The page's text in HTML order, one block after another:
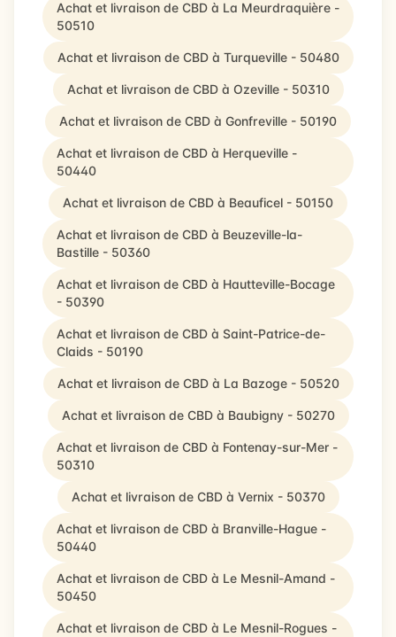
Achat et livraison de CBD à La Meurdraquière -
50510
Achat et livraison de CBD à Turqueville - 50480
Achat et livraison de CBD à Ozeville - 50310
Achat et livraison de CBD à Gonfreville - 50190
Achat et livraison de CBD à Herqueville -
50440
Achat et livraison de CBD à Beauficel - 50150
Achat et livraison de CBD à Beuzeville-la-
Bastille - 50360
Achat et livraison de CBD à Hautteville-Bocage
- 50390
Achat et livraison de CBD à Saint-Patrice-de-
Claids - 50190
Achat et livraison de CBD à La Bazoge - 50520
Achat et livraison de CBD à Baubigny - 50270
Achat et livraison de CBD à Fontenay-sur-Mer -
50310
Achat et livraison de CBD à Vernix - 50370
Achat et livraison de CBD à Branville-Hague -
50440
Achat et livraison de CBD à Le Mesnil-Amand -
50450
Achat et livraison de CBD à Le Mesnil-Rogues -